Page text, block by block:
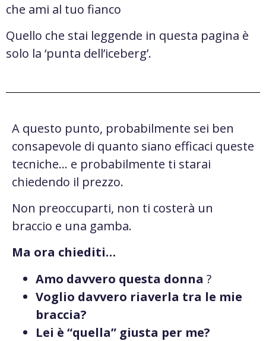
che ami al tuo fianco
Quello che stai leggende in questa pagina è
solo la ‘punta dell’iceberg’.
A questo punto, probabilmente sei ben
consapevole di quanto siano efficaci queste
tecniche… e probabilmente ti starai
chiedendo il prezzo.
Non preoccuparti, non ti costerà un
braccio e una gamba.
Ma ora chiediti…
Amo davvero questa donna ?
Voglio davvero riaverla tra le mie
braccia?
Lei è “quella” giusta per me?